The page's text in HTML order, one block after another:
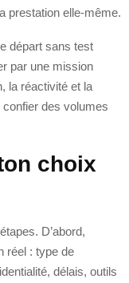
prestation elle-même.
départ sans test
par une mission
la réactivité et la
des volumes
choix
D’abord,
réel : type de
délais, outils